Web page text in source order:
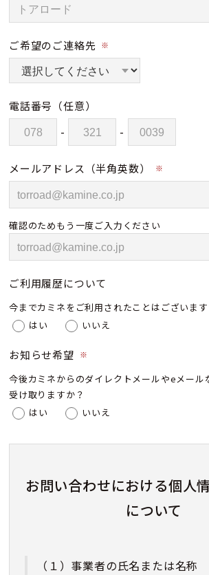
ご希望のご連絡先 ※
電話番号 （任意）
- -
メールアドレス（半角英数） ※
確認のためもう一度ご入力ください
ご利用履歴について
今までカミネをご利用されたことはございます
はい
いいえ
お知らせ希望 ※
今後カミネからのダイレクトメールやeメール
受け取りますか？
はい
いいえ
お問い合わせにおける個人
について
（１）事業者の氏名または名称